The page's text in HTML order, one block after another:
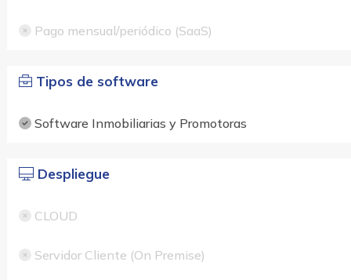
Pago mensual/periódico (SaaS)
Tipos de software
Software Inmobiliarias y Promotoras
Despliegue
CLOUD
Servidor Cliente (On Premise)